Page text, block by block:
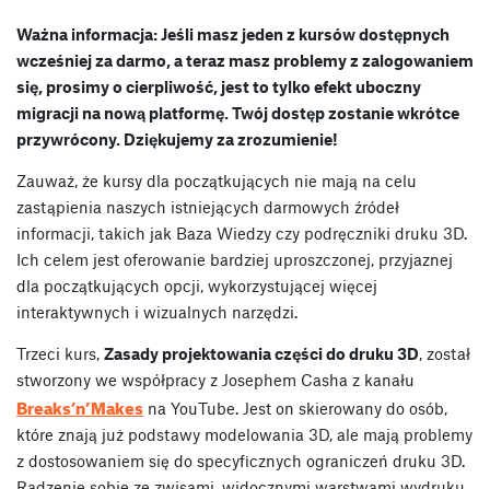
Ważna informacja: Jeśli masz jeden z kursów dostępnych
wcześniej za darmo, a teraz masz problemy z zalogowaniem
się, prosimy o cierpliwość, jest to tylko efekt uboczny
migracji na nową platformę. Twój dostęp zostanie wkrótce
przywrócony. Dziękujemy za zrozumienie!
Zauważ, że kursy dla początkujących nie mają na celu
zastąpienia naszych istniejących darmowych źródeł
informacji, takich jak Baza Wiedzy czy podręczniki druku 3D.
Ich celem jest oferowanie bardziej uproszczonej, przyjaznej
dla początkujących opcji, wykorzystującej więcej
interaktywnych i wizualnych narzędzi.
Trzeci kurs, Zasady projektowania części do druku 3D, został
stworzony we współpracy z Josephem Casha z kanału
Breaks’n’Makes na YouTube. Jest on skierowany do osób,
które znają już podstawy modelowania 3D, ale mają problemy
z dostosowaniem się do specyficznych ograniczeń druku 3D.